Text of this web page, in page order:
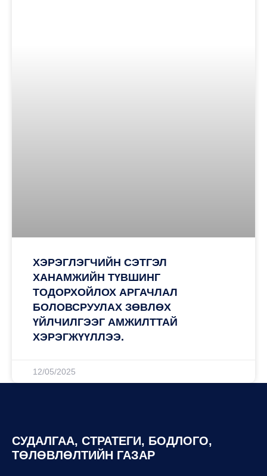
ХЭРЭГЛЭГЧИЙН СЭТГЭЛ
ХАНАМЖИЙН ТҮВШИНГ
ТОДОРХОЙЛОХ АРГАЧЛАЛ
БОЛОВСРУУЛАХ ЗӨВЛӨХ
ҮЙЛЧИЛГЭЭГ АМЖИЛТТАЙ
ХЭРЭГЖҮҮЛЛЭЭ.
12/05/2025
СУДАЛГАА, СТРАТЕГИ, БОДЛОГО,
ТӨЛӨВЛӨЛТИЙН ГАЗАР